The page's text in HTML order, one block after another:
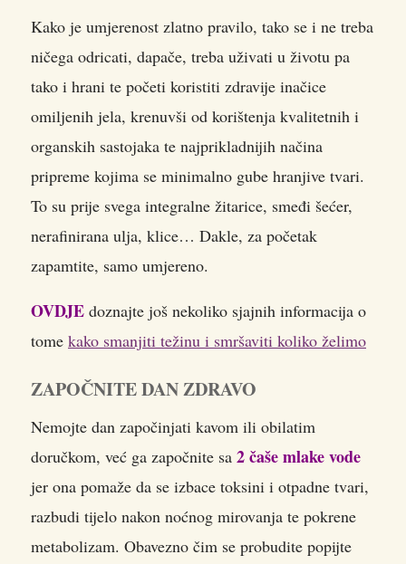
Kako je umjerenost zlatno pravilo, tako se i ne treba
ničega odricati, dapače, treba uživati u životu pa
tako i hrani te početi koristiti zdravije inačice
omiljenih jela, krenuvši od korištenja kvalitetnih i
organskih sastojaka te najprikladnijih načina
pripreme kojima se minimalno gube hranjive tvari.
To su prije svega integralne žitarice, smeđi šećer,
nerafinirana ulja, klice… Dakle, za početak
zapamtite, samo umjereno.
OVDJE doznajte još nekoliko sjajnih informacija o
tome kako smanjiti težinu i smršaviti koliko želimo
ZAPOČNITE DAN ZDRAVO
Nemojte dan započinjati kavom ili obilatim
doručkom, već ga započnite sa 2 čaše mlake vode
jer ona pomaže da se izbace toksini i otpadne tvari,
razbudi tijelo nakon noćnog mirovanja te pokrene
metabolizam. Obavezno čim se probudite popijte